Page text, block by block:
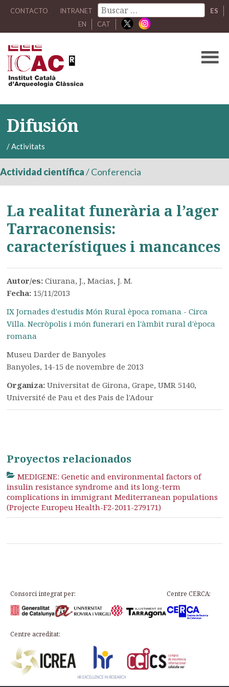
CONTACTO INTRANET
ES
EN
CAT
Difusión
/Activitats
Actividad científica/Conferencia
La realitat funerària a l’ager
Tarraconensis:
característiques i mancances
Autor/es:Ciurana, J., Macias, J. M.
Fecha: 15/11/2013
IX Jornades d'estudis Món Rural època romana - Circa
Villa. Necròpolis i món funerari en l'àmbit rural d'època
romana
Museu Darder de Banyoles
Banyoles, 14-15 de novembre de 2013
Organiza:Universitat de Girona, Grape, UMR 5140,
Université de Pau et des Pais de l'Adour
Proyectos relacionados
MEDIGENE: Genetic and environmental factors of
insulin resistance syndrome and its long-term
complications in immigrant Mediterranean populations
(Projecte Europeu Health-F2-2011-279171)
Consorci integrat per: Centre CERCA:
Centre acreditat: